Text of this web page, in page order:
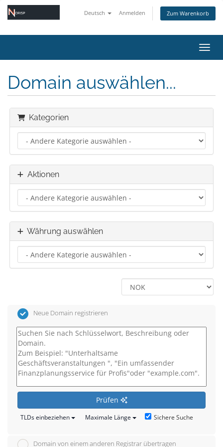
Deutsch Anmelden Zum Warenkorb
Domain auswählen...
Kategorien
Aktionen
Währung auswählen
Neue Domain registrieren
Prüfen
TLDs einbeziehen Maximale Länge Sichere Suche
Domain von einem anderen Registrar übertragen